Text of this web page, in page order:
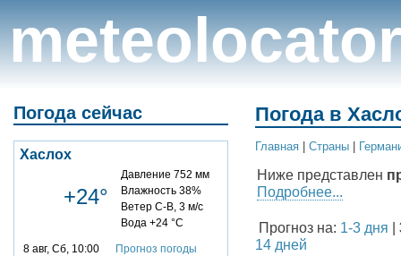
meteolocator
Погода сейчас
Хаслох
+24°
Давление 752 мм
Влажность 38%
Ветер С-В, 3 м/с
Вода +24 °C
8 авг, Сб, 10:00 Прогноз погоды
Погода в
Главная Cтраны
Ниже представлен
Подробнее...
Прогноз на: 1-3 дня
14 дней